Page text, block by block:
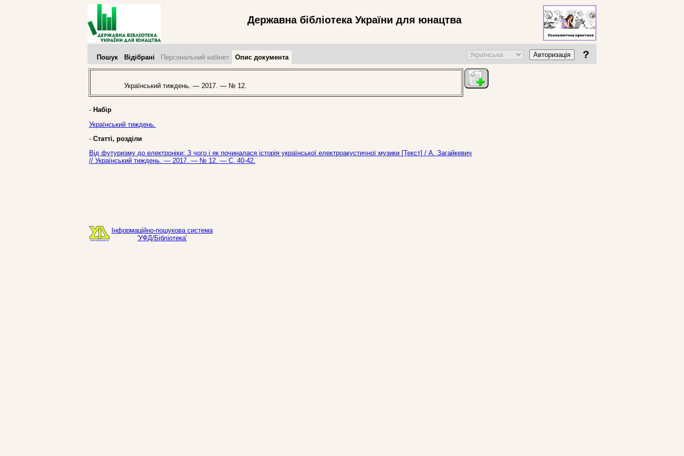
Державна бібліотека України для юнацтва
Пошук Відібрані Персональний кабінет Опис документа Авторизація ?
Український тиждень. — 2017. — № 12.
- Набір
Український тиждень.
- Статті, розділи
Від футуризму до електроніки: З чого і як починалася історія української електроакустичної музики [Текст] / А. Загайкевич
// Український тиждень. — 2017. — № 12. — С. 40-42.
Інформаційно-пошукова система
'УФД/Бібліотека'